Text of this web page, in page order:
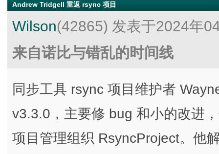
Andrew Tridgell 重返 rsync 项目
Wilson(42865) 发表于2024年
来自诺比与错乱的时间线
同步工具 rsync 项目维护者
v3.3.0，主要修 bug 和小的改进
项目管理组织 RsyncProject。他